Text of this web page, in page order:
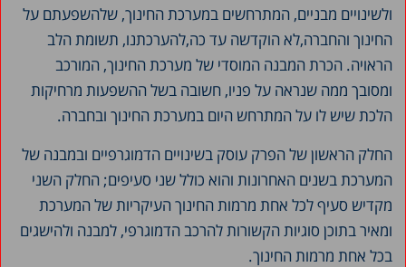
ולשינויים מבניים, המתרחשים במערכת החינוך, שלהשפעתם על
החינוך והחברה,לא הוקדשה עד כה,להערכתנו, תשומת הלב
הראויה. הכרת המבנה המוסדי של מערכת החינוך, המורכב
ומסובך ממה שנראה על פניו, חשובה בשל ההשפעות מרחיקות
הלכת שיש לו על המתרחש היום במערכת החינוך ובחברה.
החלק הראשון של הפרק עוסק בשינויים הדמוגרפיים ובמבנה של
המערכת בשנים האחרונות והוא כולל שני סעיפים; החלק השני
מקדיש סעיף לכל אחת מרמות החינוך העיקריות של המערכת
ומאיר בתוכן סוגיות הקשורות להרכב הדמוגרפי, למבנה ולהישגים
בכל אחת מרמות החינוך.